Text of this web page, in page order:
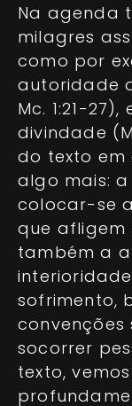
Na agenda
milagres
como por
autoridade
Mc. 1:21-
divindade
do texto em
algo mais:
colocar-se
que afligem
também a
sofrimento,
convenções
socorrer
texto,